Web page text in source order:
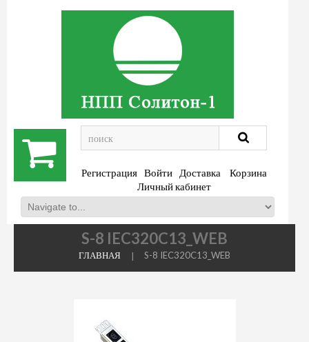
Регистрация Войти Доставка
Корзина
Личный кабинет
S-8 IEC320C13_WEB
ГЛАВНАЯ S-8 IEC320C13_WEB